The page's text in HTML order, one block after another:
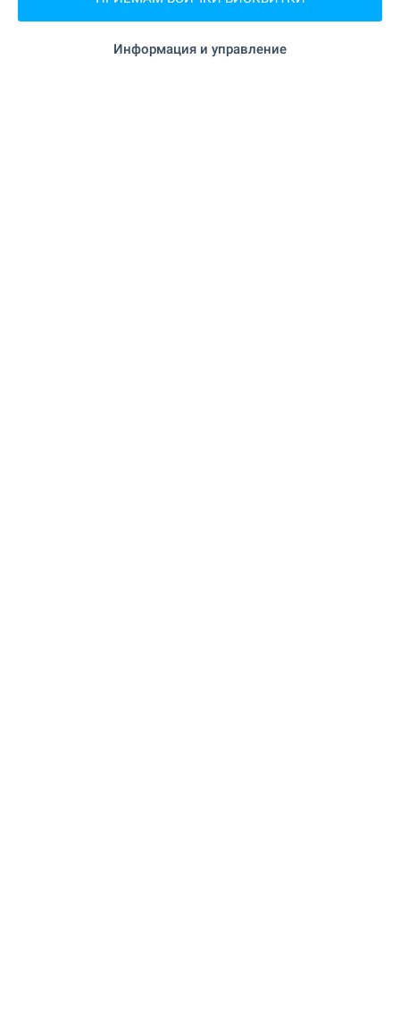
Pullman хотел, голф игрище, СПА и множество
Информация и управление